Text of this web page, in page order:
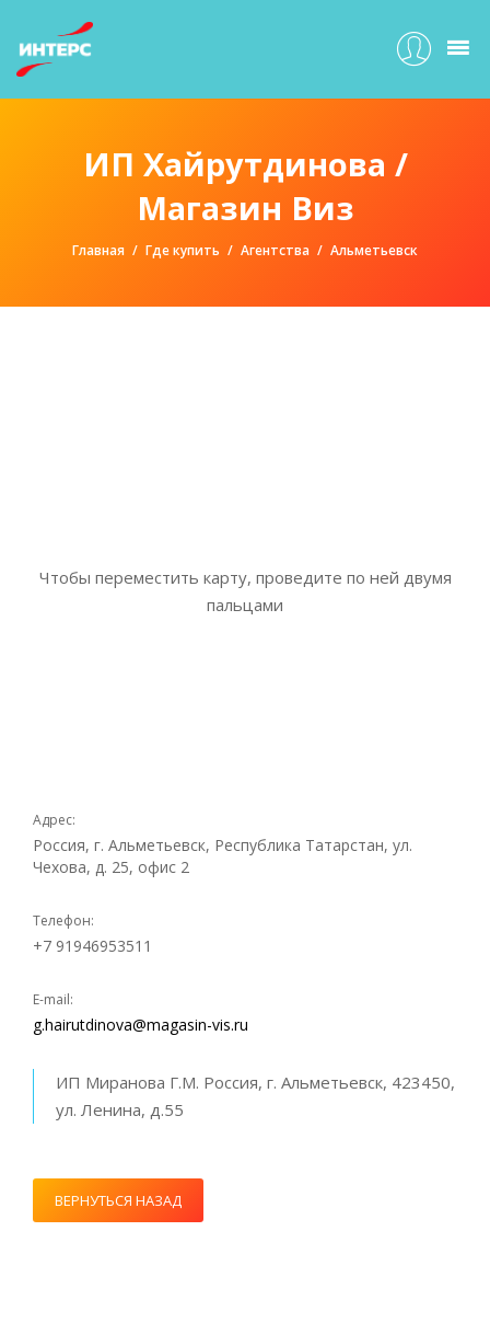
ИП Хайрутдинова /
Магазин Виз
Главная Где купить Агентства Альметьевск
Чтобы переместить карту, проведите по ней двумя
пальцами
Адрес:
Россия, г. Альметьевск, Республика Татарстан, ул.
Чехова, д. 25, офис 2
Телефон:
+7 91946953511
E-mail:
g.hairutdinova@magasin-vis.ru
ИП Миранова Г.М. Россия, г. Альметьевск, 423450,
ул. Ленина, д.55
ВЕРНУТЬСЯ НАЗАД